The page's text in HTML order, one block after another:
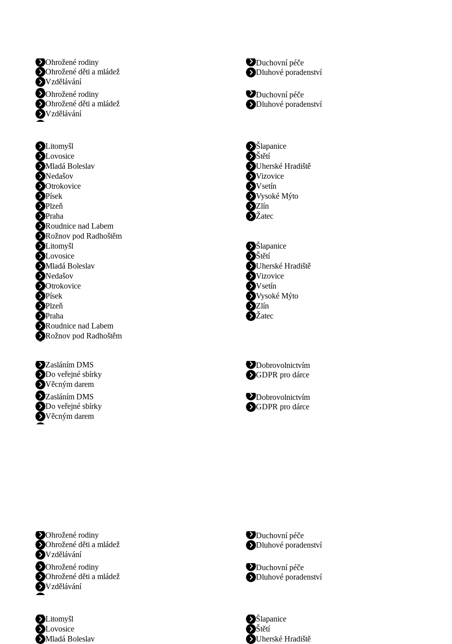
Ohrožené rodiny
Ohrožené děti a mládež
Vzdělávání
Duchovní péče
Dluhové poradenství
Ohrožené rodiny
Ohrožené děti a mládež
Vzdělávání
Duchovní péče
Dluhové poradenství
Litomyšl
Lovosice
Mladá Boleslav
Nedašov
Otrokovice
Písek
Plzeň
Praha
Roudnice nad Labem
Rožnov pod Radhoštěm
Šlapanice
Štětí
Uherské Hradiště
Vizovice
Vsetín
Vysoké Mýto
Zlín
Žatec
Litomyšl
Lovosice
Mladá Boleslav
Nedašov
Otrokovice
Písek
Plzeň
Praha
Roudnice nad Labem
Rožnov pod Radhoštěm
Šlapanice
Štětí
Uherské Hradiště
Vizovice
Vsetín
Vysoké Mýto
Zlín
Žatec
Zasláním DMS
Do veřejné sbírky
Věcným darem
Dobrovolnictvím
GDPR pro dárce
Zasláním DMS
Do veřejné sbírky
Věcným darem
Dobrovolnictvím
GDPR pro dárce
Ohrožené rodiny
Ohrožené děti a mládež
Vzdělávání
Duchovní péče
Dluhové poradenství
Ohrožené rodiny
Ohrožené děti a mládež
Vzdělávání
Duchovní péče
Dluhové poradenství
Litomyšl
Lovosice
Mladá Boleslav
Šlapanice
Štětí
Uherské Hradiště